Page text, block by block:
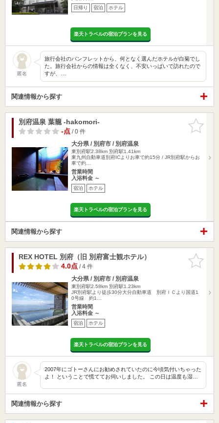
日帰り 宿泊 ホテル
楽天トラベルの宿泊プランを見る
匿名
旅行会社のパンフレットから、何となく選んだホテルが白菊でし
た。旅行会社からの情報は全くなく、不安いっぱいで訪れたので
すが、…
関連情報から探す
お気に入
りに追加
別府温泉 葉籠 -hakomori-
-点/ 0 件
大分県 / 別府市 / 別府温泉
東別府駅2.38km 別府駅1.41km
東九州自動車道別府ICよりお車で約15分 / JR別府駅からお
車で約…
営業時間
入浴料金 ～
宿泊 ホテル
楽天トラベルの宿泊プランを見る
関連情報から探す
お気に入
りに追加
REX HOTEL 別府（旧 別府富士観ホテル）
4.0点/ 4 件
大分県 / 別府市 / 別府温泉
東別府駅2.58km 別府駅1.23km
JR別府駅より徒歩30分大分自動車道 別府ＩＣより国道1
0号線 約1…
営業時間
入浴料金 ～
宿泊 ホテル
楽天トラベルの宿泊プランを見る
匿名
2007年にゴトーさんにお勧めされていたのに今頃気付いちゃった
よ！ ということで慌ててお伺いしました。 この日は温度も湿…
関連情報から探す